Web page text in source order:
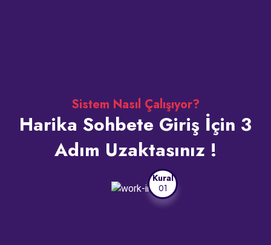
Sistem Nasıl Çalışıyor?
Harika Sohbete Giriş İçin 3
Adım Uzaktasınız !
Kural
01